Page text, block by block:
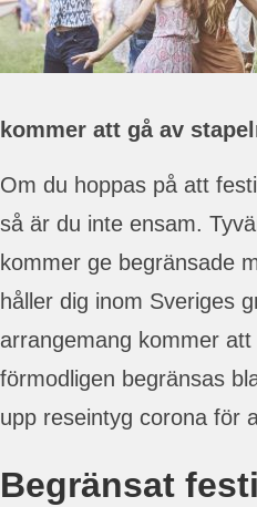
kommer att gå av
Om du hoppas på att
så är du inte ensam.
kommer ge begränsade
håller dig inom Sveriges
arrangemang kommer
förmodligen begränsas
upp reseintyg corona för
Begränsat